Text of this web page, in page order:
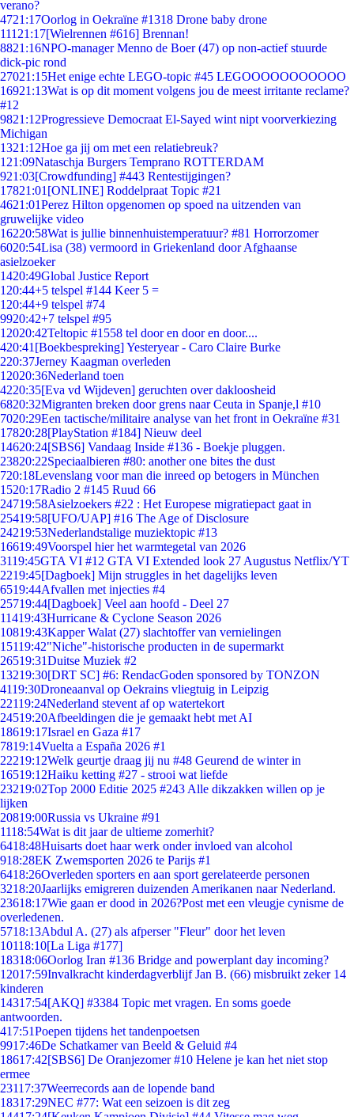
verano?
4721:17Oorlog in Oekraïne #1318 Drone baby drone
111 21:17[Wielrennen #616] Brennan!
8821:16NPO-manager Menno de Boer (47) op non-actief stuurde
dick-pic rond
27021:15Het enige echte LEGO-topic #45 LEGOOOOOOOOOOO
16921:13Wat is op dit moment volgens jou de meest irritante reclame?
#12
9821:12Progressieve Democraat El-Sayed wint nipt voorverkiezing
Michigan
1321:12Hoe ga jij om met een relatiebreuk?
1 21:09Nataschja Burgers Temprano ROTTERDAM
921:03[Crowdfunding] #443 Rentestijgingen?
17821:01 [ONLINE] Roddelpraat Topic #21
4621:01Perez Hilton opgenomen op spoed na uitzenden van
gruwelijke video
16220:58Wat is jullie binnenhuistemperatuur? #81 Horrorzomer
6020:54Lisa (38) vermoord in Griekenland door Afghaanse
asielzoeker
1420:49Global Justice Report
1 20:44+5 telspel #144 Keer 5 =
1 20:44+9 telspel #74
9920:42+7 telspel #95
12020:42Teltopic #1558 tel door en door en door....
420:41 [Boekbespreking] Yesteryear - Caro Claire Burke
220:37Jerney Kaagman overleden
12020:36Nederland toen
4220:35[Eva vd Wijdeven] geruchten over dakloosheid
6820:32Migranten breken door grens naar Ceuta in Spanje,l #10
7020:29Een tactische/militaire analyse van het front in Oekraïne #31
17820:28[PlayStation #184] Nieuw deel
14620:24[SBS6] Vandaag Inside #136 - Boekje pluggen.
23820:22Speciaalbieren #80: another one bites the dust
720:18Levenslang voor man die inreed op betogers in München
1520:17Radio 2 #145 Ruud 66
24719:58Asielzoekers #22 : Het Europese migratiepact gaat in
25419:58[UFO/UAP] #16 The Age of Disclosure
24219:53Nederlandstalige muziektopic #13
16619:49Voorspel hier het warmtegetal van 2026
3119:45GTA VI #12 GTA VI Extended look 27 Augustus Netflix/YT
2219:45[Dagboek] Mijn struggles in het dagelijks leven
6519:44Afvallen met injecties #4
25719:44[Dagboek] Veel aan hoofd - Deel 27
11419:43Hurricane & Cyclone Season 2026
10819:43Kapper Walat (27) slachtoffer van vernielingen
15119:42"Niche"-historische producten in de supermarkt
26519:31Duitse Muziek #2
13219:30[DRT SC] #6: RendacGoden sponsored by TONZON
4119:30Droneaanval op Oekrains vliegtuig in Leipzig
22119:24Nederland stevent af op watertekort
24519:20Afbeeldingen die je gemaakt hebt met AI
18619:17Israel en Gaza #17
7819:14Vuelta a España 2026 #1
22219:12Welk geurtje draag jij nu #48 Geurend de winter in
16519:12Haiku ketting #27 - strooi wat liefde
23219:02Top 2000 Editie 2025 #243 Alle dikzakken willen op je
lijken
20819:00Russia vs Ukraine #91
1118:54Wat is dit jaar de ultieme zomerhit?
6418:48Huisarts doet haar werk onder invloed van alcohol
918:28EK Zwemsporten 2026 te Parijs #1
6418:26Overleden sporters en aan sport gerelateerde personen
3218:20Jaarlijks emigreren duizenden Amerikanen naar Nederland.
23618:17Wie gaan er dood in 2026?Post met een vleugje cynisme de
overledenen.
5718:13Abdul A. (27) als afperser "Fleur" door het leven
10118:10[La Liga #177]
18318:06Oorlog Iran #136 Bridge and powerplant day incoming?
12017:59Invalkracht kinderdagverblijf Jan B. (66) misbruikt zeker 14
kinderen
14317:54[AKQ] #3384 Topic met vragen. En soms goede
antwoorden.
417:51Poepen tijdens het tandenpoetsen
9917:46De Schatkamer van Beeld & Geluid #4
18617:42[SBS6] De Oranjezomer #10 Helene je kan het niet stop
ermee
23117:37Weerrecords aan de lopende band
18317:29NEC #77: Wat een seizoen is dit zeg